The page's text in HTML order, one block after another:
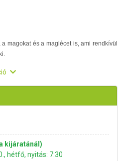
magokat és a maglécet is, ami rendkívül
kijáratánál)
hétfő, nyitás: 7:30